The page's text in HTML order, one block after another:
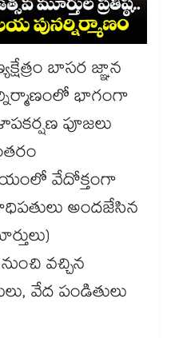
బాసర జ్ఞాన
భాగంగా
పూజలు
వేదోక్తంగా
అందజేసిన
వచ్చిన
వేద పండితులు